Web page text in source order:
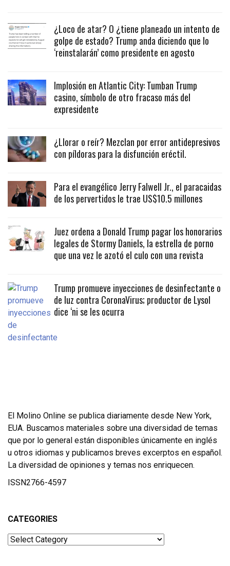
¿Loco de atar? O ¿tiene planeado un intento de
golpe de estado? Trump anda diciendo que lo
‘reinstalarán’ como presidente en agosto
Implosión en Atlantic City: Tumban Trump
casino, símbolo de otro fracaso más del
expresidente
¿Llorar o reír? Mezclan por error antidepresivos
con píldoras para la disfunción eréctil.
Para el evangélico Jerry Falwell Jr., el paracaidas
de los pervertidos le trae US$10.5 millones
Juez ordena a Donald Trump pagar los honorarios
legales de Stormy Daniels, la estrella de porno
que una vez le azotó el culo con una revista
Trump promueve inyecciones de desinfectante o
de luz contra CoronaVirus; productor de Lysol
dice ‘ni se les ocurra
El Molino Online se publica diariamente desde New York,
EUA. Buscamos materiales sobre una diversidad de temas
que por lo general están disponibles únicamente en inglés
u otros idiomas y publicamos breves excerptos en español.
La diversidad de opiniones y temas nos enriquecen.
ISSN2766-4597
CATEGORIES
Categories